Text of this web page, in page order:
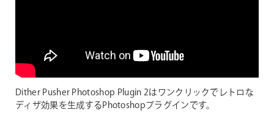
Dither Pusher Photoshop Plugin 2はワンクリックでレトロな
ディザ効果を生成するPhotoshopプラグインです。